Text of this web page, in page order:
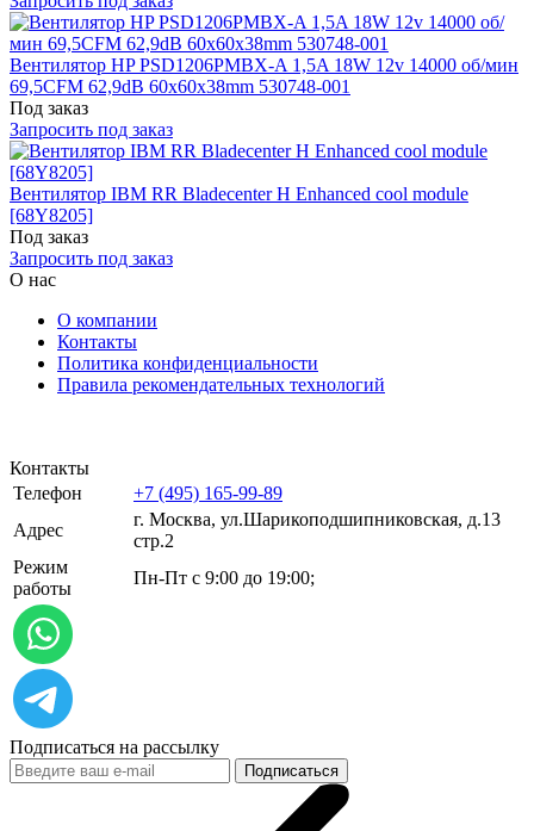
Вентилятор HP PSD1206PMBX-A 1,5A 18W 12v 14000 об/мин
69,5CFM 62,9dB 60x60x38mm 530748-001
Под заказ
Запросить под заказ
Вентилятор IBM RR Bladecenter H Enhanced cool module
[68Y8205]
Под заказ
Запросить под заказ
О нас
О компании
Контакты
Политика конфиденциальности
Правила рекомендательных технологий
Контакты
Телефон
+7 (495) 165-99-89
Адрес
г. Москва, ул.​​Шарикоподшипниковская, д.13
стр.2
Режим
работы
Пн-Пт с 9:00 до 19:00;
Подписаться на рассылку
Подписаться